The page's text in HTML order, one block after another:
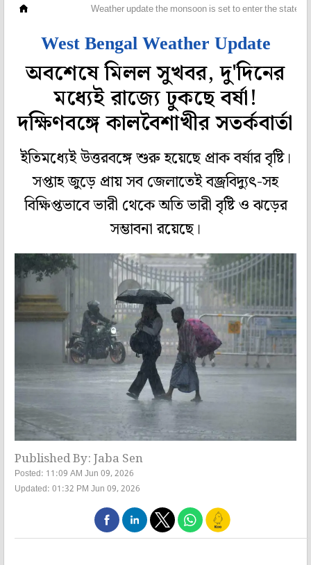
Weather update the monsoon is set to enter the state
West Bengal Weather Update
অবশেষে মিলল সুখবর, দু'দিনের
মধ্যেই রাজ্যে ঢুকছে বর্ষা!
দক্ষিণবঙ্গে কালবৈশাখীর সতর্কবার্তা
ইতিমধ্যেই উত্তরবঙ্গে শুরু হয়েছে প্রাক বর্ষার বৃষ্টি।
সপ্তাহ জুড়ে প্রায় সব জেলাতেই বজ্রবিদ্যুৎ-সহ
বিক্ষিপ্তভাবে ভারী থেকে অতি ভারী বৃষ্টি ও ঝড়ের
সম্ভাবনা রয়েছে।
Published By: Jaba Sen
Posted: 11:09 AM Jun 09, 2026
Updated: 01:32 PM Jun 09, 2026